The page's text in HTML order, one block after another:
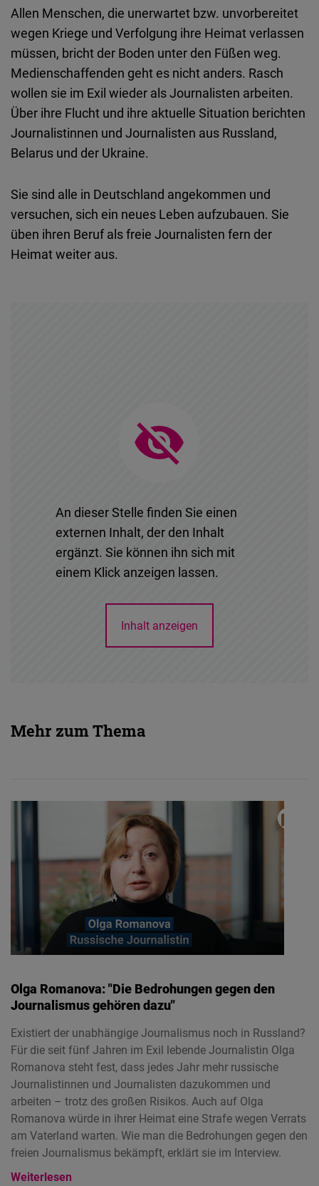
Allen Menschen, die unerwartet bzw. unvorbereitet
wegen Kriege und Verfolgung ihre Heimat verlassen
müssen, bricht der Boden unter den Füßen weg.
Medienschaffenden geht es nicht anders. Rasch
wollen sie im Exil wieder als Journalisten arbeiten.
Über ihre Flucht und ihre aktuelle Situation berichten
Journalistinnen und Journalisten aus Russland,
Belarus und der Ukraine.
Sie sind alle in Deutschland angekommen und
versuchen, sich ein neues Leben aufzubauen. Sie
üben ihren Beruf als freie Journalisten fern der
Heimat weiter aus.
An dieser Stelle finden Sie einen
externen Inhalt, der den Inhalt
ergänzt. Sie können ihn sich mit
einem Klick anzeigen lassen.
Inhalt anzeigen
Mehr zum Thema
Olga Romanova: "Die Bedrohungen gegen den
Journalismus gehören dazu"
Existiert der unabhängige Journalismus noch in Russland?
Für die seit fünf Jahren im Exil lebende Journalistin Olga
Romanova steht fest, dass jedes Jahr mehr russische
Journalistinnen und Journalisten dazukommen und
arbeiten – trotz des großen Risikos. Auch auf Olga
Romanova würde in ihrer Heimat eine Strafe wegen Verrats
am Vaterland warten. Wie man die Bedrohungen gegen den
freien Journalismus bekämpft, erklärt sie im Interview.
Weiterlesen
Embed
Newsletter2go
Embed
Podigee
Embed
Embed
Typeform
Embed